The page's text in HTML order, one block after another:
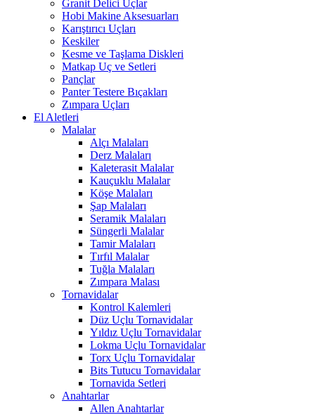
Granit Delici Uçlar
Hobi Makine Aksesuarları
Karıştırıcı Uçları
Keskiler
Kesme ve Taşlama Diskleri
Matkap Uç ve Setleri
Pançlar
Panter Testere Bıçakları
Zımpara Uçları
El Aletleri
Malalar
Alçı Malaları
Derz Malaları
Kaleterasit Malalar
Kauçuklu Malalar
Köşe Malaları
Şap Malaları
Seramik Malaları
Süngerli Malalar
Tamir Malaları
Tırfıl Malalar
Tuğla Malaları
Zımpara Malası
Tornavidalar
Kontrol Kalemleri
Düz Uçlu Tornavidalar
Yıldız Uçlu Tornavidalar
Lokma Uçlu Tornavidalar
Torx Uçlu Tornavidalar
Bits Tutucu Tornavidalar
Tornavida Setleri
Anahtarlar
Allen Anahtarlar